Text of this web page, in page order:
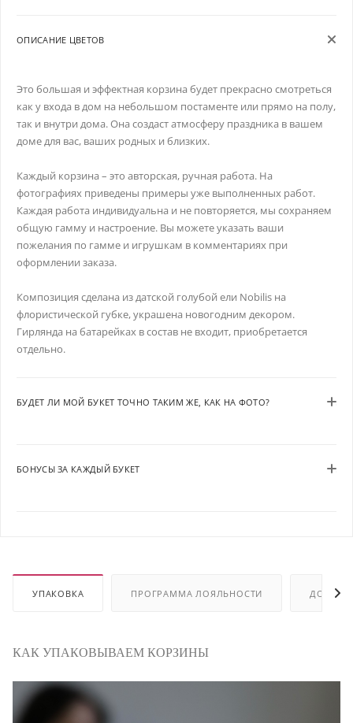
ОПИСАНИЕ ЦВЕТОВ
Это большая и эффектная корзина будет прекрасно смотреться
как у входа в дом на небольшом постаменте или прямо на полу,
так и внутри дома. Она создаст атмосферу праздника в вашем
доме для вас, ваших родных и близких.
Каждый корзина – это авторская, ручная работа. На
фотографиях приведены примеры уже выполненных работ.
Каждая работа индивидуальна и не повторяется, мы сохраняем
общую гамму и настроение. Вы можете указать ваши
пожелания по гамме и игрушкам в комментариях при
оформлении заказа.
Композиция сделана из датской голубой ели Nobilis на
флористической губке, украшена новогодним декором.
Гирлянда на батарейках в состав не входит, приобретается
отдельно.
БУДЕТ ЛИ МОЙ БУКЕТ ТОЧНО ТАКИМ ЖЕ, КАК НА ФОТО?
БОНУСЫ ЗА КАЖДЫЙ БУКЕТ
УПАКОВКА ПРОГРАММА ЛОЯЛЬНОСТИ
КАК УПАКОВЫВАЕМ КОРЗИНЫ